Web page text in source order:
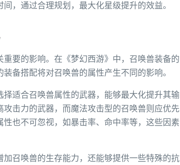
，通过合理规划，最大化星级提升的效益。
要的影响。在《梦幻西游》中，召唤兽装备的
备搭配将对召唤兽的属性产生不同的影响。
适合召唤兽属性的武器，能够最大化提升其输
击力的武器，而魔法攻击型的召唤兽则应优先
也不可忽视，如暴击率、命中率等，这些因素
召唤兽的生存能力，还能够提供一些特殊的抗